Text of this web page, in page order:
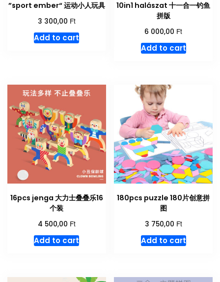
”sport ember“ 运动小人玩具
3 300,00 Ft
Add to cart
10in1 halászat 十一合一钓鱼
拼版
6 000,00 Ft
Add to cart
16pcs jenga 大力士叠叠乐16
个装
4 500,00 Ft
Add to cart
180pcs puzzle 180片创意拼
图
3 750,00 Ft
Add to cart